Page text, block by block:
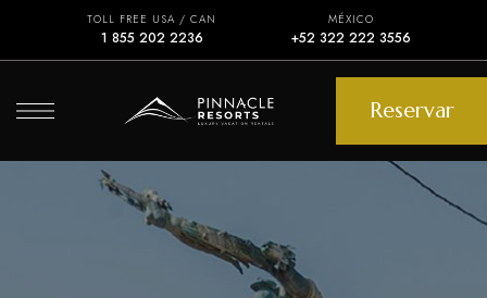
TOLL FREE USA / CAN
1 855 202 2236
MÉXICO
+52 322 222 3556
Reservar